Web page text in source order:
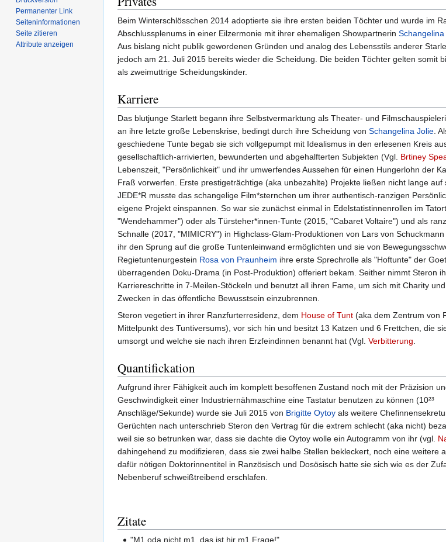
Beim Winterschlösschen 2014 adoptierte sie ihre ersten beiden Töchter und wurde im
Abschlussplenums in einer Eilzermonie mit ihrer ehemaligen Showpartnerin Schangelina
Aus bislang nicht publik gewordenen Gründen und analog des Lebensstils anderer
jedoch am 21. Juli 2015 bereits wieder die Scheidung. Die beiden Töchter gelten somit
als zweimuttrige Scheidungskinder.
Karriere
Das blutjunge Starlett begann ihre Selbstvermarktung als Theater- und
an ihre letzte große Lebenskrise, bedingt durch ihre Scheidung von Schangelina Jolie.
geschiedene Tunte begab sie sich vollgepumpt mit Idealismus in den erlesenen Kreis
gesellschaftlich-arrivierten, bewunderten und abgehalfterten Subjekten (Vgl. Brtiney
Lebenszeit, "Persönlichkeit" und ihr umwerfendes Aussehen für einen Hungerlohn der
Fraß vorwerfen. Erste prestigeträchtige (aka unbezahlte) Projekte ließen nicht lange auf
JEDE*R musste das schangelige Film*sternchen um ihrer authentisch-ranzigen
eigene Projekt einspannen. So war sie zunächst einmal in Edelstatistinnenrollen im
"Wendehammer") oder als Türsteher*innen-Tunte (2015, "Cabaret Voltaire") und als
Schnalle (2017, "MIMICRY") in Highclass-Glam-Produktionen von Lars von
ihr den Sprung auf die große Tuntenleinwand ermöglichten und sie von
Regietuntenurgestein Rosa von Praunheim ihre erste Sprechrolle als "Hoftunte" der
überragenden Doku-Drama (in Post-Produktion) offeriert bekam. Seither nimmt Steron
Karriereschritte in 7-Meilen-Stöckeln und benutzt all ihren Fame, um sich mit Charity
Zwecken in das öffentliche Bewusstsein einzubrennen.
Steron vegetiert in ihrer Ranzfurterresidenz, dem House of Tunt (aka dem Zentrum von
Mittelpunkt des Tuntiversums), vor sich hin und besitzt 13 Katzen und 6 Frettchen, die
umsorgt und welche sie nach ihren Erzfeindinnen benannt hat (Vgl. Verbitterung.
Quantifickation
Aufgrund ihrer Fähigkeit auch im komplett besoffenen Zustand noch mit der Präzision
Geschwindigkeit einer Industriernähmaschine eine Tastatur benutzen zu können (10²³
Anschläge/Sekunde) wurde sie Juli 2015 von Brigitte Oytoy als weitere
Gerüchten nach unterschrieb Steron den Vertrag für die extrem schlecht (aka nicht)
weil sie so betrunken war, dass sie dachte die Oytoy wolle ein Autogramm von ihr (vgl.
dahingehend zu modifizieren, dass sie zwei halbe Stellen bekleckert, noch eine
dafür nötigen Doktorinnentitel in Ranzösisch und Dosösisch hatte sie sich wie es der
Nebenberuf schweißtreibend erschlafen.
Zitate
"M1 oda nicht m1, das ist hir m1 Frage!"
Permanenter Link
Seiten­­informationen
Seite zitieren
Attribute anzeigen